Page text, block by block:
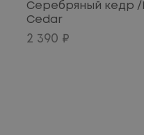
Серебряный кедр /
Cedar
2 390 ₽